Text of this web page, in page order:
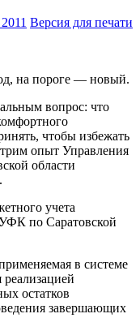
Версия для печати
на пороге — новый.
вопрос: что
чтобы избежать
опыт Управления
области
учета
по Саратовской
в системе
реализацией
остатков
завершающих